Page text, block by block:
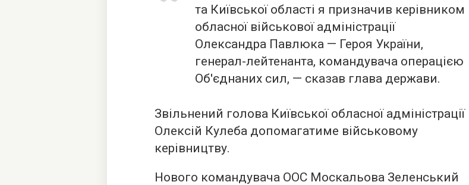
та Київської області я призначив керівником
обласної військової адміністрації
Олександра Павлюка — Героя України,
генерал-лейтенанта, командувача операцією
Об'єднаних сил, — сказав глава держави.
Звільнений голова Київської обласної адміністрації
Олексій Кулеба допомагатиме військовому
керівництву.
Нового командувача ООС Москальова Зеленський